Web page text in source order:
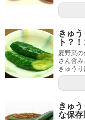
きゅ
ト？
夏野菜
さん含み
きゅう
きゅ
な保存